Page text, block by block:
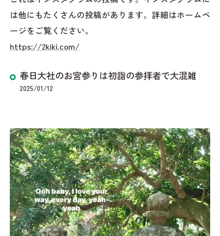
春日大社のお宮参りは初詣の参拝者で大混雑
2025/01/12
は他にもたくさんの投稿があります。詳細はホームペ
ージをご覧ください。
https://2kiki.com/